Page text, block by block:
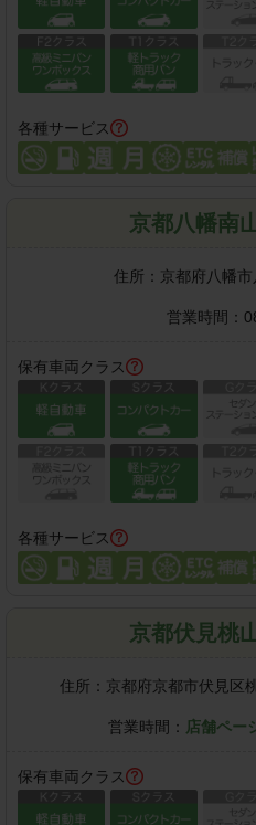
各種サービス
京都八幡南
住所： 京都府八幡
営業時間：
保有車両クラス
各種サービス
京都伏見桃
住所： 京都府京都市伏見区
営業時間： 店舗ペー
保有車両クラス